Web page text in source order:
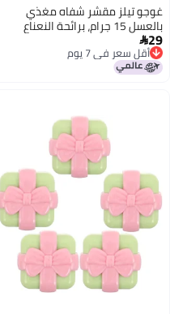
غوجو تيلز مقشر شفاه مغذي
بالعسل 15 جرام، برائحة النعناع
المنعشة، مرطب لطيف للعناية
بالشفاه، ماسك الشفاه
29
أقل سعر في 7 يوم
أقل سعر في 7 يوم